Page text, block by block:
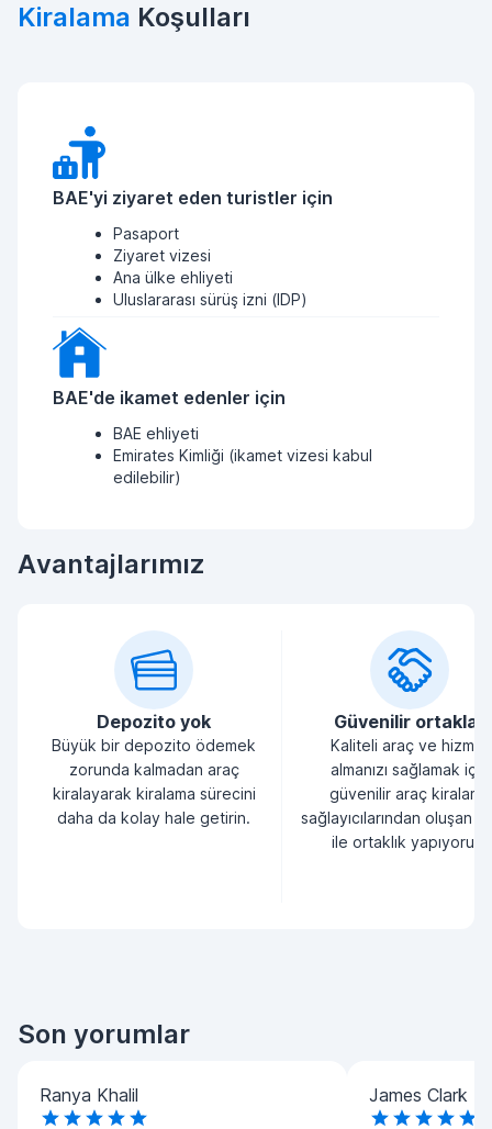
Kiralama Koşulları
BAE'yi ziyaret eden turistler için
Pasaport
Ziyaret vizesi
Ana ülke ehliyeti
Uluslararası sürüş izni (IDP)
BAE'de ikamet edenler için
BAE ehliyeti
Emirates Kimliği (ikamet vizesi kabul
edilebilir)
Avantajlarımız
Depozito yok
Büyük bir depozito ödemek
zorunda kalmadan araç
kiralayarak kiralama sürecini
daha da kolay hale getirin.
Güvenilir ortaklar
Kaliteli araç ve hizmet
almanızı sağlamak için
güvenilir araç kiralama
sağlayıcılarından oluşan
ile ortaklık yapıyoruz.
Son yorumlar
Ranya Khalil James Clark